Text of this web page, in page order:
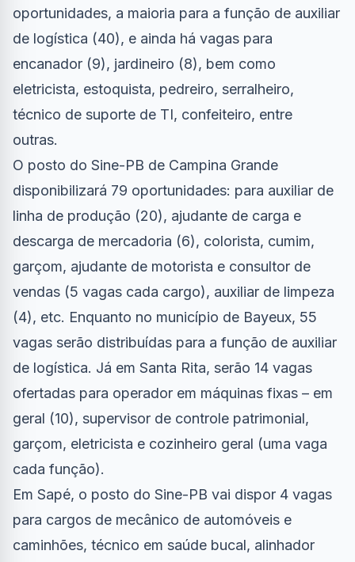
oportunidades, a maioria para a função de auxiliar
de logística (40), e ainda há vagas para
encanador (9), jardineiro (8), bem como
eletricista, estoquista, pedreiro, serralheiro,
técnico de suporte de TI, confeiteiro, entre
outras.
O posto do Sine-PB de Campina Grande
disponibilizará 79 oportunidades: para auxiliar de
linha de produção (20), ajudante de carga e
descarga de mercadoria (6), colorista, cumim,
garçom, ajudante de motorista e consultor de
vendas (5 vagas cada cargo), auxiliar de limpeza
(4), etc. Enquanto no município de Bayeux, 55
vagas serão distribuídas para a função de auxiliar
de logística. Já em Santa Rita, serão 14 vagas
ofertadas para operador em máquinas fixas – em
geral (10), supervisor de controle patrimonial,
garçom, eletricista e cozinheiro geral (uma vaga
cada função).
Em Sapé, o posto do Sine-PB vai dispor 4 vagas
para cargos de mecânico de automóveis e
caminhões, técnico em saúde bucal, alinhador